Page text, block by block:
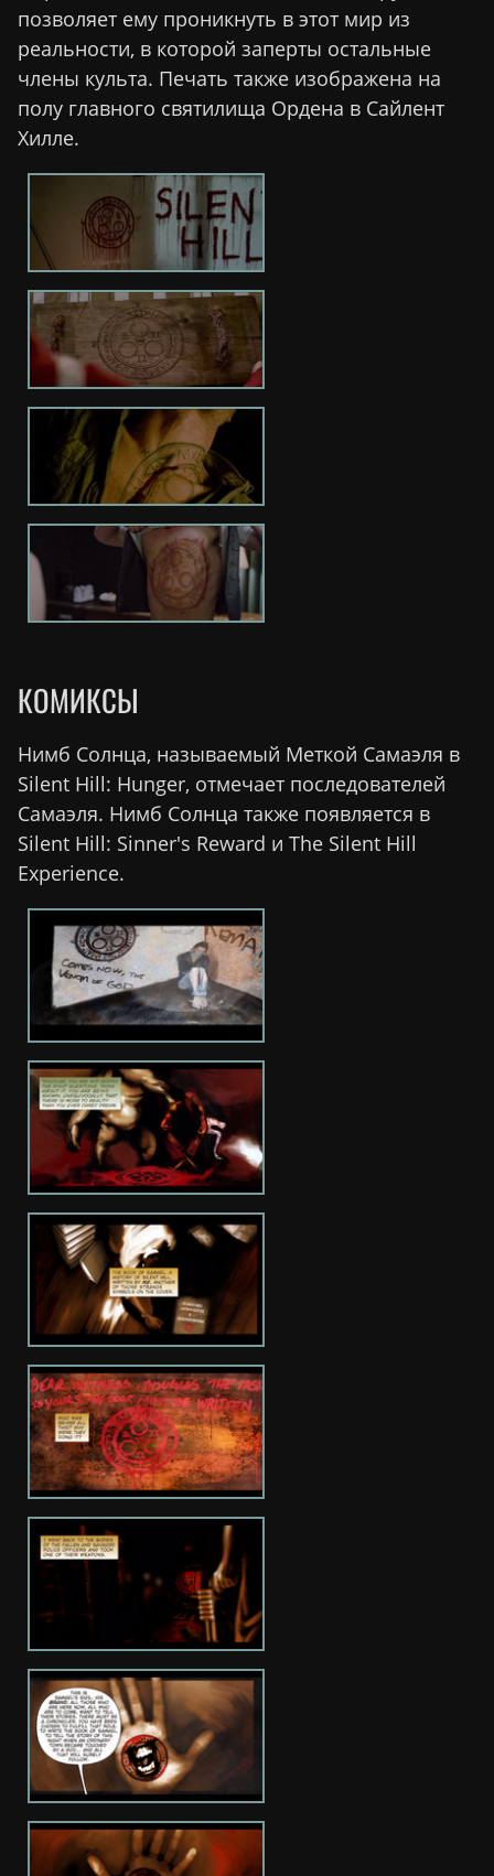
позволяет ему проникнуть в этот мир из
реальности, в которой заперты остальные
члены культа. Печать также изображена на
полу главного святилища Ордена в Сайлент
Хилле.
КОМИКСЫ
Нимб Солнца, называемый Меткой Самаэля в
Silent Hill: Hunger, отмечает последователей
Самаэля. Нимб Солнца также появляется в
Silent Hill: Sinner's Reward и The Silent Hill
Experience.